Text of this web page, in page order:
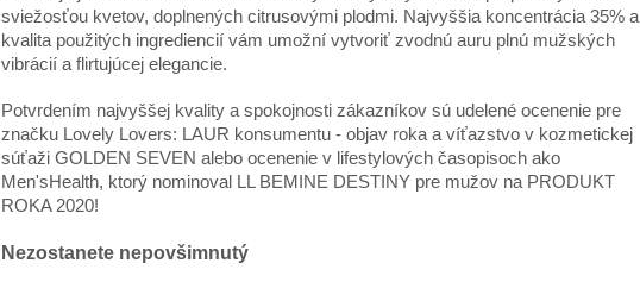
sviežosťou kvetov, doplnených citrusovými plodmi. Najvyššia koncentrácia 35% a
kvalita použitých ingrediencií vám umožní vytvoriť zvodnú auru plnú mužských
vibrácií a flirtujúcej elegancie.
Potvrdením najvyššej kvality a spokojnosti zákazníkov sú udelené ocenenie pre
značku Lovely Lovers: LAUR konsumentu - objav roka a víťazstvo v kozmetickej
súťaži GOLDEN SEVEN alebo ocenenie v lifestylových časopisoch ako
Men'sHealth, ktorý nominoval LL BEMINE DESTINY pre mužov na PRODUKT
ROKA 2020!
Nezostanete nepovšimnutý